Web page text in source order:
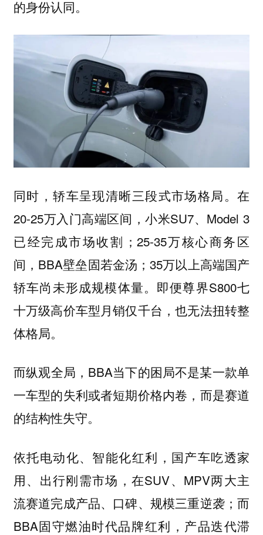
的身份认同。
同时，轿车呈现清晰三段式市场格局。在
20-25万入门高端区间，小米SU7、Model 3
已经完成市场收割；25-35万核心商务区
间，BBA壁垒固若金汤；35万以上高端国产
轿车尚未形成规模体量。即便尊界S800七
十万级高价车型月销仅千台，也无法扭转整
体格局。
而纵观全局，BBA当下的困局不是某一款单
一车型的失利或者短期价格内卷，而是赛道
的结构性失守。
依托电动化、智能化红利，国产车吃透家
用、出行刚需市场，在SUV、MPV两大主
流赛道完成产品、口碑、规模三重逆袭；而
BBA固守燃油时代品牌红利，产品迭代滞